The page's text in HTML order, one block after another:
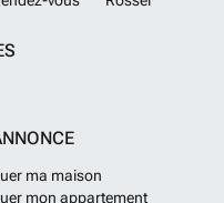
ma maison
mon appartement